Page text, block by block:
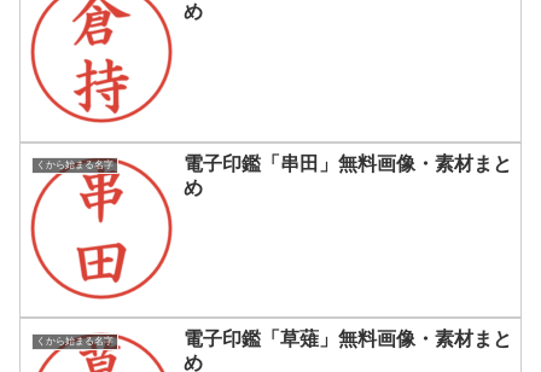
め
くから始まる名字
電子印鑑「串田」無料画像・素材まと
め
くから始まる名字
電子印鑑「草薙」無料画像・素材まと
め